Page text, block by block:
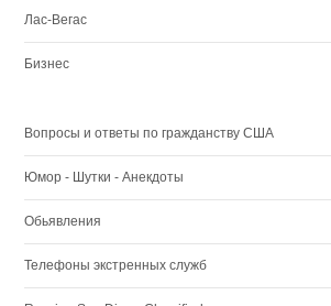
Лас-Вегас
Бизнес
Вопросы и ответы по гражданству США
Юмор - Шутки - Анекдоты
Обьявления
Телефоны экстренных служб